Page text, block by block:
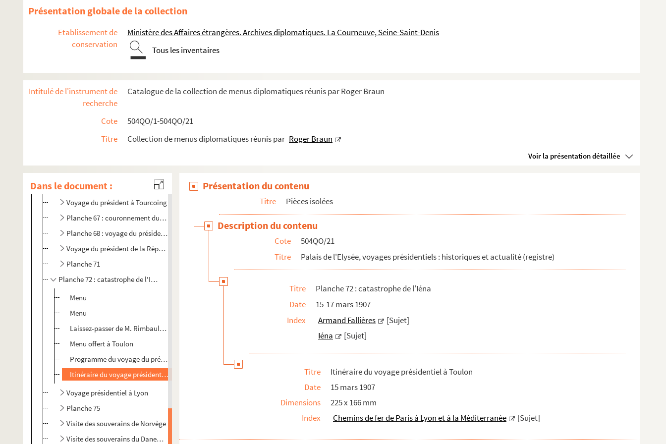
Présentation globale de la collection
Etablissement de
conservation
Ministère des Affaires étrangères. Archives diplomatiques. La Courneuve, Seine-Saint-Denis
Tous les inventaires
Intitulé de l'instrument de
recherche
Catalogue de la collection de menus diplomatiques réunis par Roger Braun
Cote
504QO/1-504QO/21
Titre
Collection de menus diplomatiques réunis par Roger Braun
Voir la présentation détaillée
Dans le document :
Voyage du prince de Bulgarie en France
Voyage du président de la République en Espagne
Voyage du président de la République au Portugal
Voyage du roi de Portugal en France
Planche 54 : visite du roi de Grèce en France
Planche 61 : fin du septennat d'Emile Loubet
Planche 63
Planche 64 : visite du roi du Cambodge
Voyage du président à Tourcoing
Planche 67 : couronnement du roi de Norvège
Planche 68 : voyage du président de la République à Marseille
Voyage du président de la République dans le Lot-et-Garonne
Planche 71
Planche 72 : catastrophe de l'Iéna
Menu
Menu
Laissez-passer de M. Rimbault pour le train présidentiel
Menu offert à Toulon
Programme du voyage du président à Toulon
Itinéraire du voyage présidentiel à Toulon
Voyage présidentiel à Lyon
Planche 75
Visite des souverains de Norvège
Visite des souverains du Danemark
Présentation du contenu
Titre Pièces isolées
Description du contenu
Cote
504QO/21
Titre
Palais de l'Elysée, voyages présidentiels : historiques et actualité (registre)
Titre
Planche 72 : catastrophe de l'Iéna
Date
15-17 mars 1907
Index
Armand Fallières
[Sujet]
Iéna
[Sujet]
Titre
Itinéraire du voyage présidentiel à Toulon
Date
15 mars 1907
Dimensions
225 x 166 mm
Index
Chemins de fer de Paris à Lyon et à la Méditerranée [Sujet]